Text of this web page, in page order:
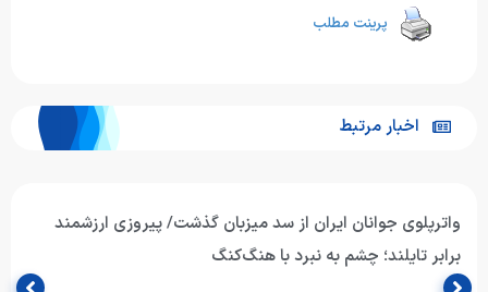
پرینت مطلب
اخبار مرتبط
تیم ملی واترپلوی جوانان ایران رقابت‌های قهرمانی آسیا را برابر
ژاپن آغاز کرد